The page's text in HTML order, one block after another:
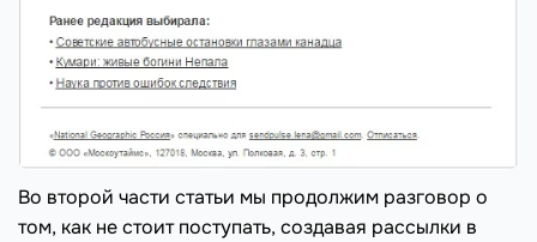
Во второй части статьи мы продолжим разговор о
том, как не стоит поступать, создавая рассылки в